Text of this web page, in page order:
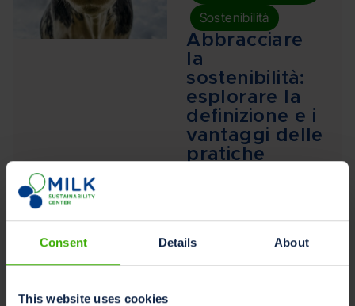
Consent Details About
This website uses cookies
Sostenibilità
Abbracciare
la
sostenibilità:
esplorare la
definizione e i
vantaggi delle
pratiche
Scopri come definire la
sostenibilità e